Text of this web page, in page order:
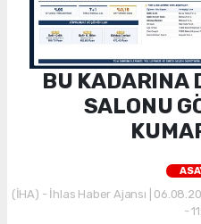
BU KADARINA
SALONU
(İHA) - İhlas Haber Ajansı |
-